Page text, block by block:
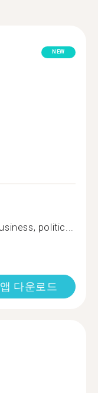
NEW
politic...
앱 다운로드